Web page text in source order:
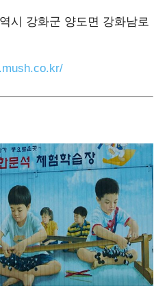
시 강화군 양도면 강화남로